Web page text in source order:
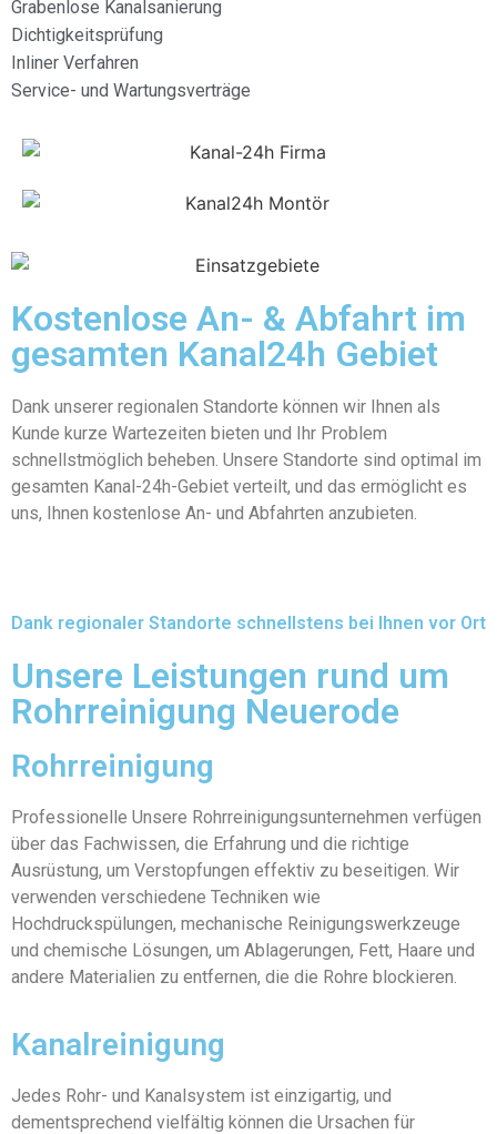
Grabenlose Kanalsanierung
Dichtigkeitsprüfung
Inliner Verfahren
Service- und Wartungsverträge
Kostenlose An- & Abfahrt im
gesamten Kanal24h Gebiet
Dank unserer regionalen Standorte können wir Ihnen als
Kunde kurze Wartezeiten bieten und Ihr Problem
schnellstmöglich beheben. Unsere Standorte sind optimal im
gesamten Kanal-24h-Gebiet verteilt, und das ermöglicht es
uns, Ihnen kostenlose An- und Abfahrten anzubieten.
Dank regionaler Standorte schnellstens bei Ihnen vor Ort
Unsere Leistungen rund um
Rohrreinigung Neuerode
Rohrreinigung
Professionelle Unsere Rohrreinigungsunternehmen verfügen
über das Fachwissen, die Erfahrung und die richtige
Ausrüstung, um Verstopfungen effektiv zu beseitigen. Wir
verwenden verschiedene Techniken wie
Hochdruckspülungen, mechanische Reinigungswerkzeuge
und chemische Lösungen, um Ablagerungen, Fett, Haare und
andere Materialien zu entfernen, die die Rohre blockieren.
Kanalreinigung
Jedes Rohr- und Kanalsystem ist einzigartig, und
dementsprechend vielfältig können die Ursachen für